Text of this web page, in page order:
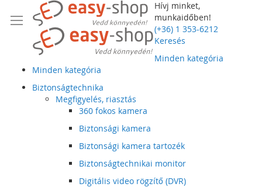
Hívj minket,
munkaidőben!
(+36) 1 353-6212
Keresés
Minden kategória
Minden kategória
Biztonságtechnika
Megfigyelés, riasztás
360 fokos kamera
Biztonsági kamera
Biztonsági kamera tartozék
Biztonságtechnikai monitor
Digitális video rögzítő (DVR)